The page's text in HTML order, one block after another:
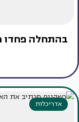
בהתחלה פחדו
אדריכלות